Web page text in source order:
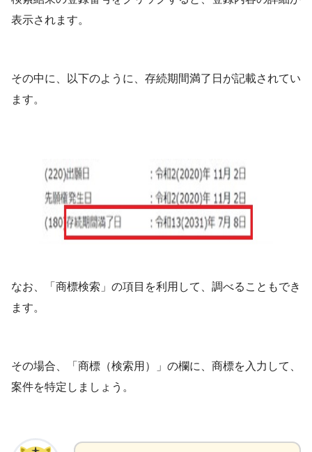
表示されます。
その中に、以下のように、存続期間満了日が記載されてい
ます。
なお、「商標検索」の項目を利用して、調べることもでき
ます。
その場合、「商標（検索用）」の欄に、商標を入力して、
案件を特定しましょう。